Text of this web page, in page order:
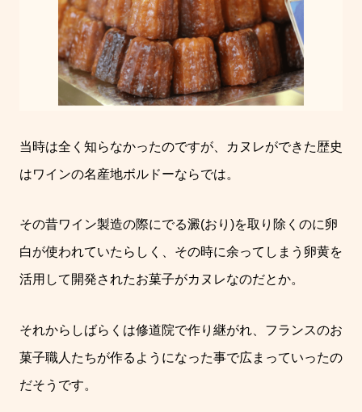
当時は全く知らなかったのですが、カヌレができた歴史
はワインの名産地ボルドーならでは。
その昔ワイン製造の際にでる澱(おり)を取り除くのに卵
白が使われていたらしく、その時に余ってしまう卵黄を
活用して開発されたお菓子がカヌレなのだとか。
それからしばらくは修道院で作り継がれ、フランスのお
菓子職人たちが作るようになった事で広まっていったの
だそうです。